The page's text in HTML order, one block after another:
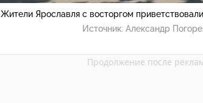
Жители Ярославля с восторгом
Источник: Александр